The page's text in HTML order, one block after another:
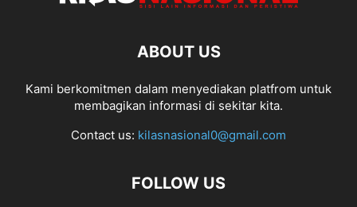
ABOUT US
Kami berkomitmen dalam menyediakan platfrom untuk
membagikan informasi di sekitar kita.
Contact us: kilasnasional0@gmail.com
FOLLOW US